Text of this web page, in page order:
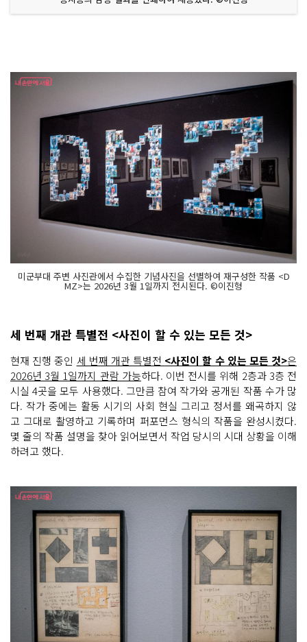
미군부대 주변 사진관에서 수집한 기념사진을 선별하여 재구성한 작품 <D
MZ>는 2026년 3월 1일까지 전시된다. ©이진형
세 번째 개관 특별전 <사진이 할 수 있는 모든 것>
현재 진행 중인 세 번째 개관 특별전 <사진이 할 수 있는 모든 것>은
2026년 3월 1일까지 관람 가능하다. 이번 전시를 위해 2층과 3층 전
시실 4곳을 모두 사용했다. 그만큼 참여 작가와 공개된 작품 수가 많
다. 작가 중에는 활동 시기의 사회 현실 그리고 정서를 왜곡하지 않
고 그대로 촬영하고 기록하며 퍼포먼스 형식의 작품을 완성시켰다.
몇 줄의 작품 설명을 찾아 읽어보면서 작업 당시의 시대 상황을 이해
하려고 했다.